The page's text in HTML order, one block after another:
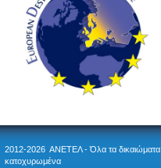
2012-2026 ΑΝΕΤΕΛ - Όλα τα δικαιώματα
κατοχυρωμένα